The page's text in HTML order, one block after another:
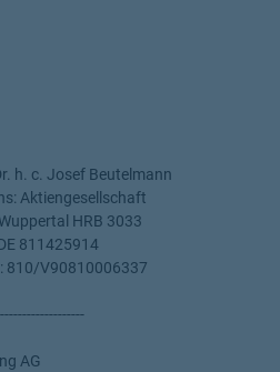
h. c. Josef Beutelmann
Aktiengesellschaft
HRB 3033
811425914
810/V90810006337
AG